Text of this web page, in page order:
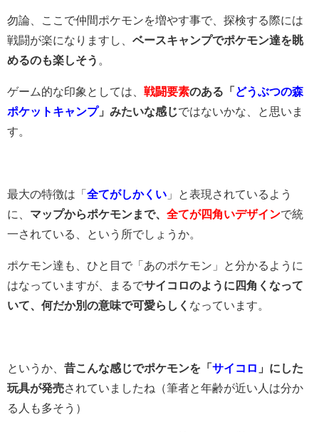
勿論、ここで仲間ポケモンを増やす事で、探検する際には
戦闘が楽になりますし、 ベースキャンプでポケモン達を眺
めるのも楽しそう
ゲーム的な印象としては、 戦闘要素のある「 どうぶつの森
ポケットキャンプ」みたいな感じではないかな、と思いま
す。
最大の特徴は「 全てがしかくい 」と表現されているよう
に、 マップからポケモンまで、 全てが四角いデザインで統
一されている、という所でしょうか。
ポケモン達も、ひと目で「あのポケモン」と分かるように
はなっていますが、まるでサイコロのように四角くなって
いて、何だか別の意味で可愛らしく なっています。
というか、 昔こんな感じでポケモンを「 サイコロ 」にした
玩具が発売されていましたね（筆者と年齢が近い人は分か
る人も多そう）